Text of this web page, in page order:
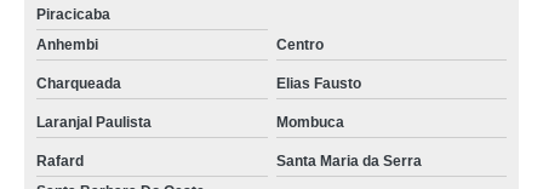
Piracicaba
Anhembi
Centro
Charqueada Elias Fausto
Laranjal Paulista Mombuca
Rafard
Santa Maria da Serra